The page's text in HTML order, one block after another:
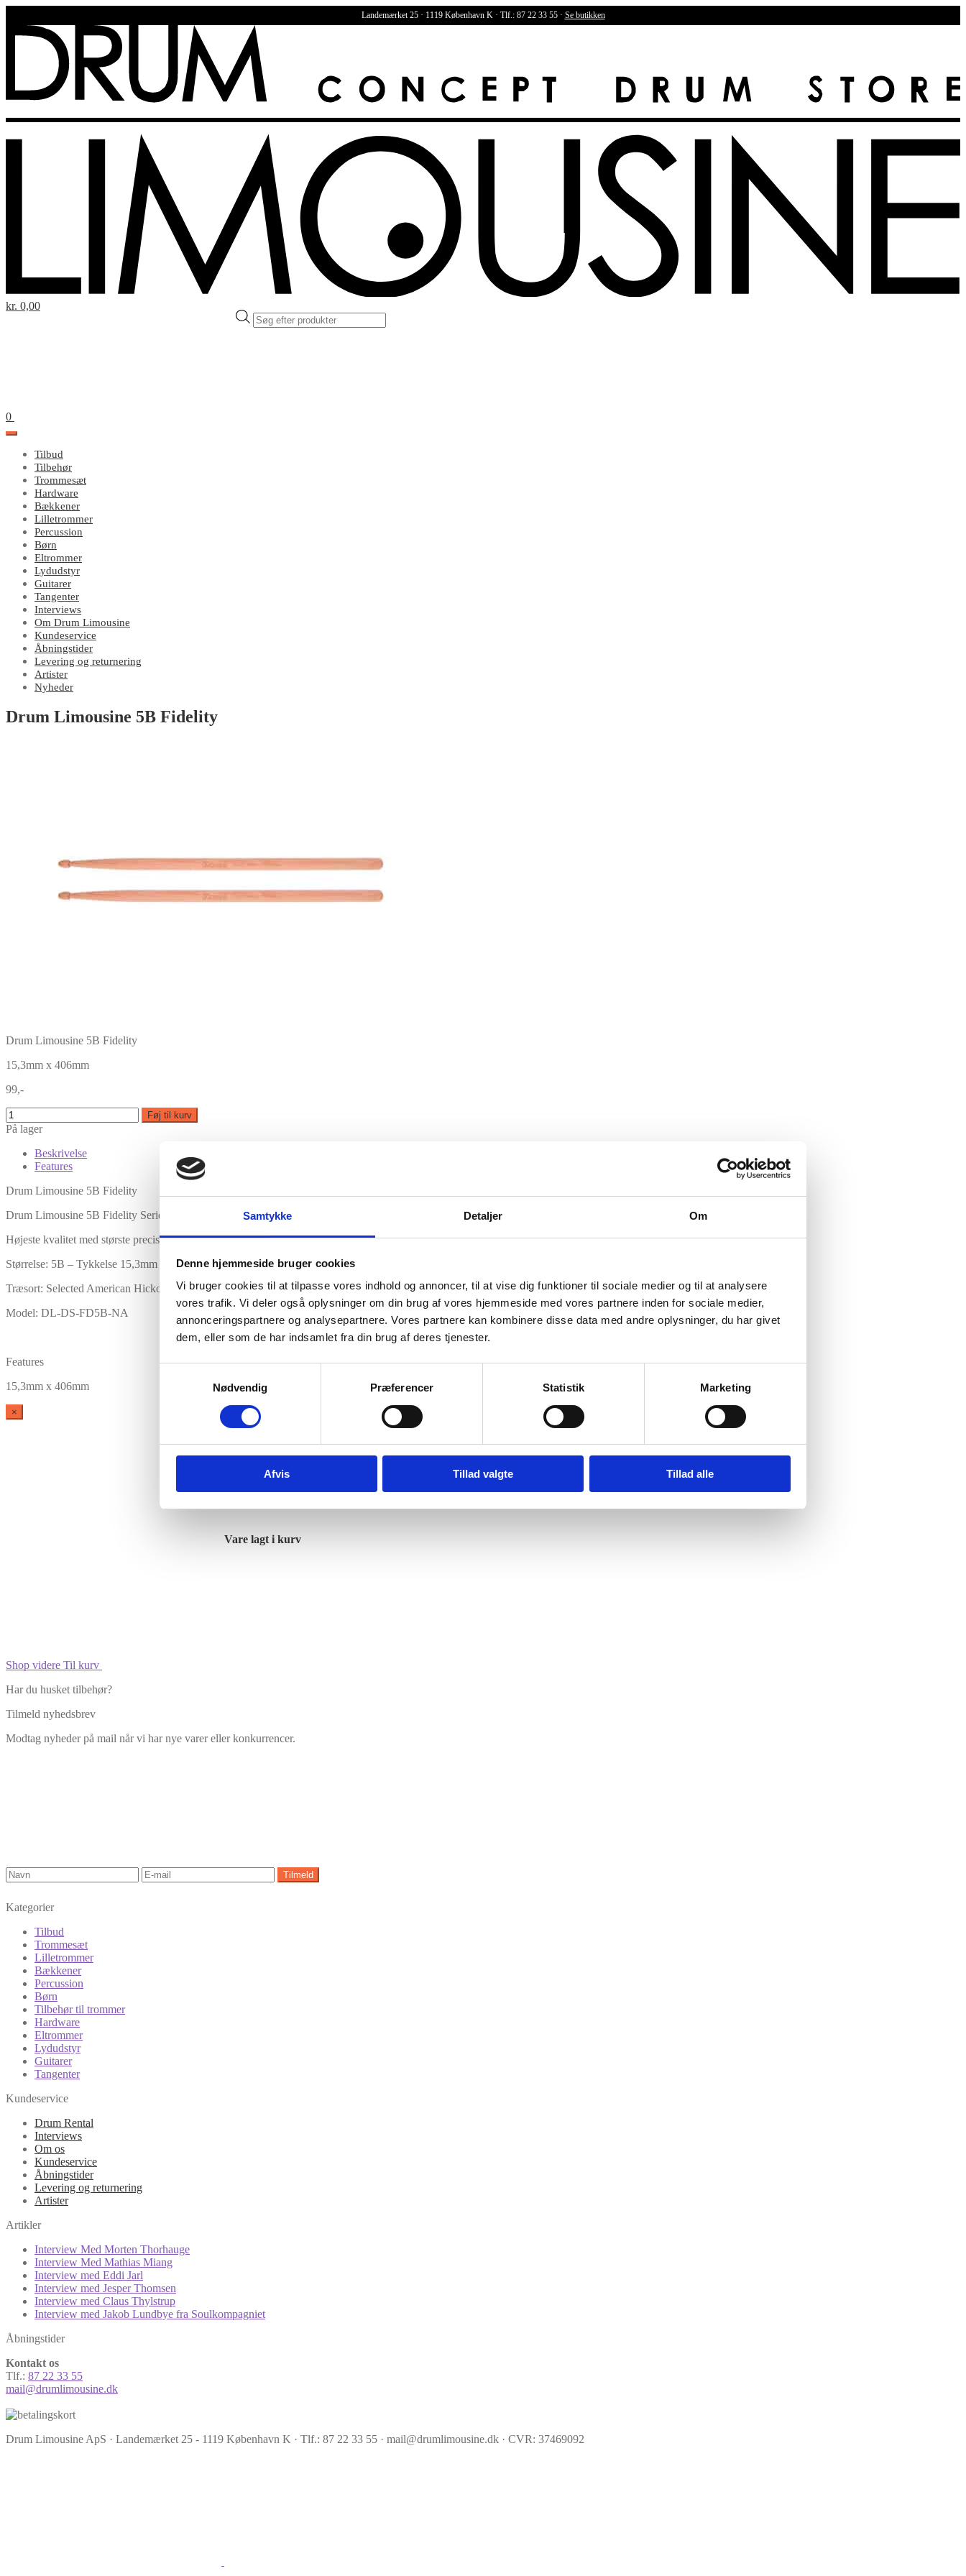
Samtykke Detaljer Om
Denne hjemmeside bruger cookies
Vi bruger cookies til at tilpasse vores indhold og annoncer, til at vise dig funktioner til sociale medier og til at analysere
vores trafik. Vi deler også oplysninger om din brug af vores hjemmeside med vores partnere inden for sociale medier,
annonceringspartnere og analysepartnere. Vores partnere kan kombinere disse data med andre oplysninger, du har givet
dem, eller som de har indsamlet fra din brug af deres tjenester.
Nødvendig
Præferencer Statistik Marketing
Afvis Tillad valgte Tillad alle
Landemærket 25 · 1119 København K · Tlf.: 87 22 33 55 · Se butikken
Products
search
kr. 0,00
0
Tilbud
Tilbehør
Trommesæt
Hardware
Bækkener
Lilletrommer
Percussion
Børn
Eltrommer
Lydudstyr
Guitarer
Tangenter
Interviews
Om Drum Limousine
Kundeservice
Åbningstider
Levering og returnering
Artister
Nyheder
Drum Limousine 5B Fidelity
Drum Limousine 5B Fidelity
15,3mm x 406mm
99,-
Føj til kurv
På lager
Beskrivelse
Features
Drum Limousine 5B Fidelity
Drum Limousine 5B Fidelity Series – American Hickory Trommestikker.
Højeste kvalitet med største precision.
Størrelse: 5B – Tykkelse 15,3mm – Længde 406mm
Træsort: Selected American Hickory
Model: DL-DS-FD5B-NA
Features
15,3mm x 406mm
×
Vare lagt i kurv
Shop videre Til kurv
Har du husket tilbehør?
Tilmeld nyhedsbrev
Modtag nyheder på mail når vi har nye varer eller konkurrencer.
Kategorier
Tilbud
Trommesæt
Lilletrommer
Bækkener
Percussion
Børn
Tilbehør til trommer
Hardware
Eltrommer
Lydudstyr
Guitarer
Tangenter
Kundeservice
Drum Rental
Interviews
Om os
Kundeservice
Åbningstider
Levering og returnering
Artister
Artikler
Interview Med Morten Thorhauge
Interview Med Mathias Miang
Interview med Eddi Jarl
Interview med Jesper Thomsen
Interview med Claus Thylstrup
Interview med Jakob Lundbye fra Soulkompagniet
Åbningstider
Kontakt os
Tlf.: 87 22 33 55
mail@drumlimousine.dk
Drum Limousine ApS · Landemærket 25 - 1119 København K · Tlf.: 87 22 33 55 · mail@drumlimousine.dk · CVR: 37469092